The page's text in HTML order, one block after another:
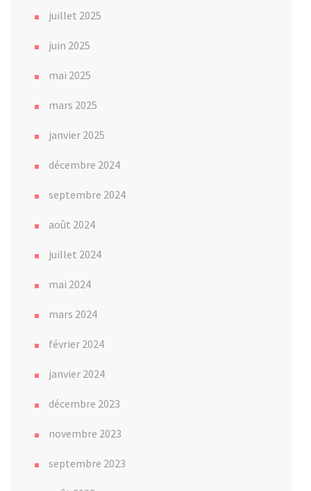
juillet 2025
juin 2025
mai 2025
mars 2025
janvier 2025
décembre 2024
septembre 2024
août 2024
juillet 2024
mai 2024
mars 2024
février 2024
janvier 2024
décembre 2023
novembre 2023
septembre 2023